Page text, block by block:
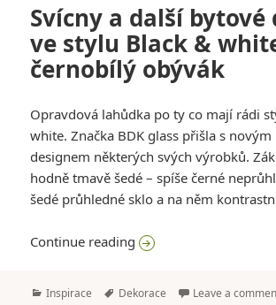
Svícny a další
ve stylu Black &
černobílý obývák
Opravdová lahůdka po ty co mají rádi
white. Značka BDK glass přišla s
designem některých svých výrobků.
hodně tmavě šedé – spíše černé
šedé průhledné sklo a na něm
Continue readingSvícny a další bytové
Categories
Inspirace Tags
Dekorace Leave a